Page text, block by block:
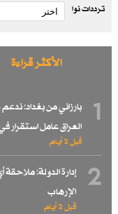
ترددات نوا
الأكثر قراءة
1
بارزاني من بغداد:
العراق عامل استقرار
قبل 2 أيام
2
إدارة الدولة:
الإرهاب
قبل 2 أيام